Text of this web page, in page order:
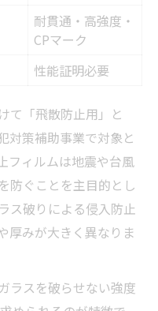
耐貫通・高強度・
CPマーク
性能証明必要
て「飛散防止用」と
対策補助事業で対象と
フィルムは地震や台風
防ぐことを主目的とし
ス破りによる侵入防止
厚みが大きく異なりま
ラスを破らせない強度